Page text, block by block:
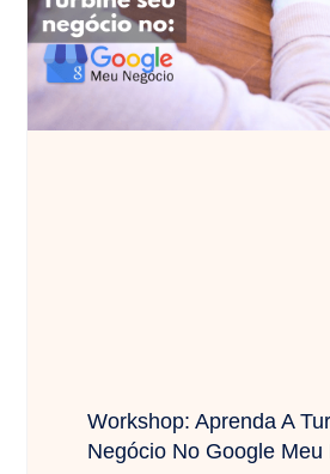
Workshop: Aprenda A
Negócio No Google Meu